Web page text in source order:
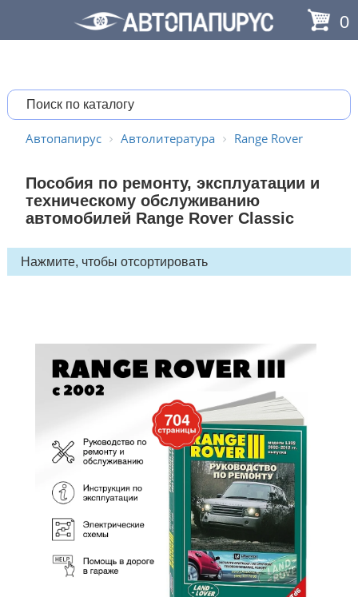
0
Автопапирус Автолитература Range Rover
Пособия по ремонту, эксплуатации и
техническому обслуживанию
автомобилей Range Rover Classic